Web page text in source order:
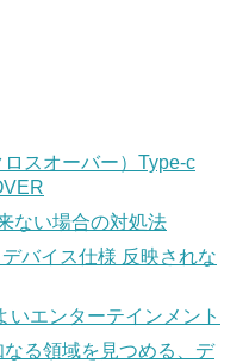
スオーバー）Type-c
ない場合の対処法
バイス仕様 反映されな
いエンターテインメント
る領域を見つめる、デ